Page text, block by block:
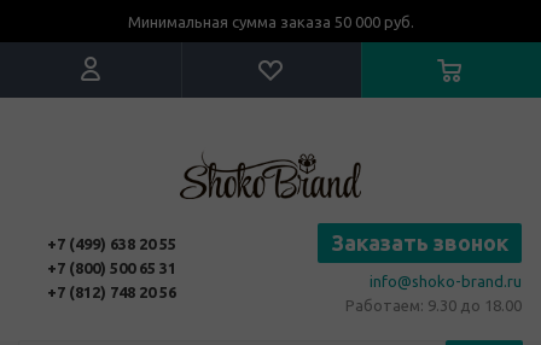
Минимальная сумма заказа 50 000 руб.
+7 (499) 638 20 55
+7 (800) 500 65 31
+7 (812) 748 20 56
Заказать звонок
info@shoko-brand.ru
Работаем: 9.30 до 18.00